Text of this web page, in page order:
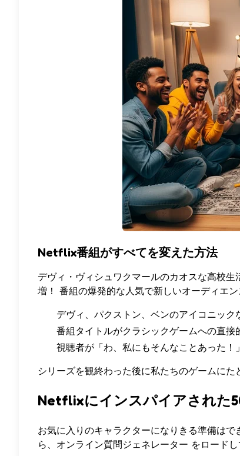
Netflix番組がすべてを変えた方法
デヴィ・ヴィシュワクマールのカオスな高校生
増！ 番組の爆発的な人気で新しいオーディエ
デヴィ、パクストン、ベンのアイコニック
番組タイトルがクラシックゲームへの直接
視聴者が「わ、私にもそんなことあった！
シリーズを観終わった後に私たちのゲームにた
Netflixにインスパイアされた
お気に入りのキャラクターになりきる準備は
ら、 オンライン質問ジェネレーター をロード